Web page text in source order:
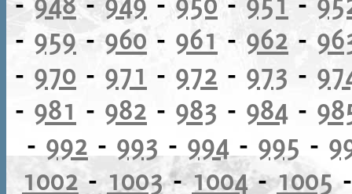
- 959 - 960 - 961 - 962 -
- 970 - 971 - 972 - 973 -
- 981 - 982 - 983 - 984 -
- 992 - 993 - 994 - 995 -
1002 - 1003-1004-1005